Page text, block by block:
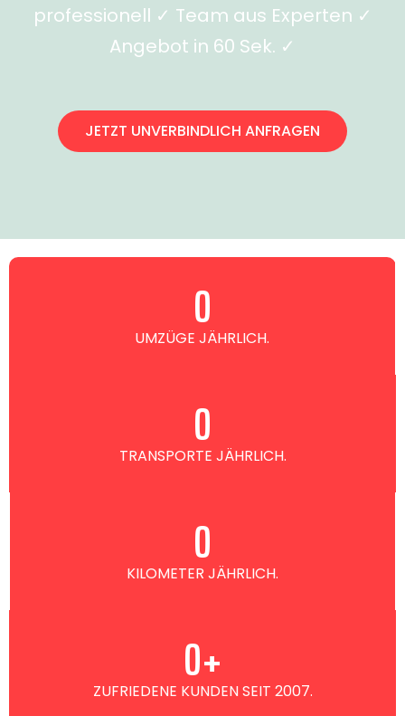
professionell ✓ Team aus Experten ✓
Angebot in 60 Sek. ✓
JETZT UNVERBINDLICH ANFRAGEN
UMZÜGE JÄHRLICH.
0
TRANSPORTE JÄHRLICH.
0
KILOMETER JÄHRLICH.
0
ZUFRIEDENE KUNDEN SEIT 2007.
0+